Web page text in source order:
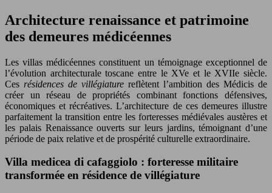
Architecture renaissance et patrimoine
des demeures médicéennes
Les villas médicéennes constituent un témoignage exceptionnel de
l’évolution architecturale toscane entre le XVe et le XVIIe siècle.
Ces résidences de villégiature reflètent l’ambition des Médicis de
créer un réseau de propriétés combinant fonctions défensives,
économiques et récréatives. L’architecture de ces demeures illustre
parfaitement la transition entre les forteresses médiévales austères et
les palais Renaissance ouverts sur leurs jardins, témoignant d’une
période de paix relative et de prospérité culturelle extraordinaire.
Villa medicea di cafaggiolo : forteresse militaire
transformée en résidence de villégiature